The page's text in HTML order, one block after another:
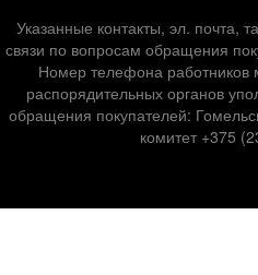
Указанные контакты, эл. почта,
связи по вопросам обращения
Номер телефона работников
распорядительных органов
обращения покупателей:
комитет +375